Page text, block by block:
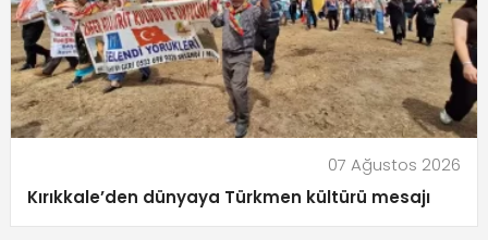
07 Ağustos 2026
Kırıkkale’den dünyaya Türkmen kültürü mesajı